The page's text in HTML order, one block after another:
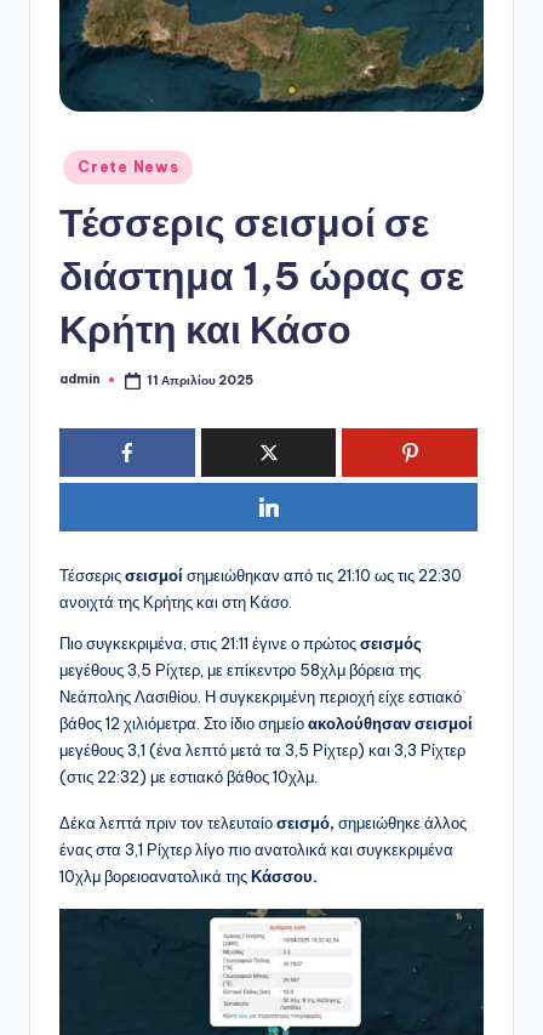
P
Αναρτήθηκε
σε
Crete News
Τέσσερις σεισμοί σε
διάστημα 1,5 ώρας σε
Κρήτη και Κάσο
Συγγραφέας:
admin 11 Απριλίου 2025
Τέσσεριςσεισμοίσημειώθηκαν από τις 21:10 ως τις 22:30
ανοιχτά της Κρήτης και στη Κάσο.
Πιο συγκεκριμένα, στις 21:11 έγινε ο πρώτοςσεισμός
μεγέθους 3,5 Ρίχτερ, με επίκεντρο 58χλμ βόρεια της
Νεάπολης Λασιθίου. Η συγκεκριμένη περιοχή είχε εστιακό
βάθος 12 χιλιόμετρα. Στο ίδιο σημείοακολούθησαν σεισμοί
μεγέθους 3,1 (ένα λεπτό μετά τα 3,5 Ρίχτερ) και 3,3 Ρίχτερ
(στις 22:32) με εστιακό βάθος 10χλμ.
Δέκα λεπτά πριν τον τελευταίοσεισμό, σημειώθηκε άλλος
ένας στα 3,1 Ρίχτερ λίγο πιο ανατολικά και συγκεκριμένα
10χλμ βορειοανατολικά τηςΚάσσου.